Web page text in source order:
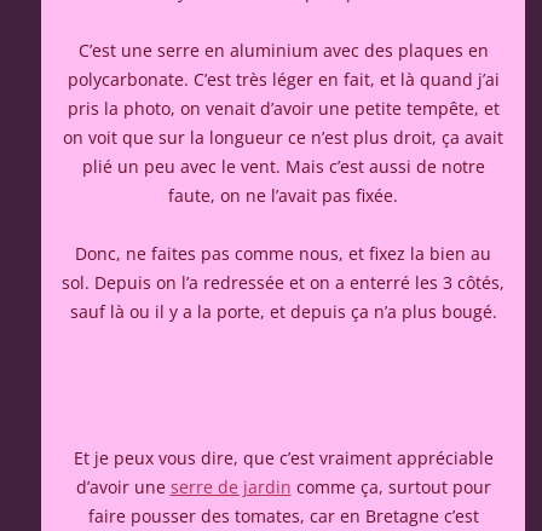
C’est une serre en aluminium avec des plaques en
polycarbonate. C’est très léger en fait, et là quand j’ai
pris la photo, on venait d’avoir une petite tempête, et
on voit que sur la longueur ce n’est plus droit, ça avait
plié un peu avec le vent. Mais c’est aussi de notre
faute, on ne l’avait pas fixée.
Donc, ne faites pas comme nous, et fixez la bien au
sol. Depuis on l’a redressée et on a enterré les 3 côtés,
sauf là ou il y a la porte, et depuis ça n’a plus bougé.
Et je peux vous dire, que c’est vraiment appréciable
d’avoir une serre de jardin comme ça, surtout pour
faire pousser des tomates, car en Bretagne c’est